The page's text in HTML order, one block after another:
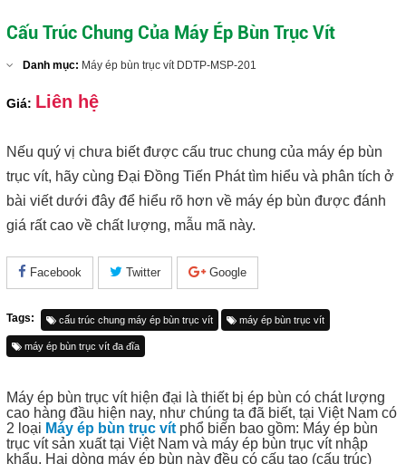
Cấu Trúc Chung Của Máy Ép Bùn Trục Vít
Danh mục: Máy ép bùn trục vít DDTP-MSP-201
Giá: Liên hệ
Nếu quý vị chưa biết được cấu truc chung của máy ép bùn
trục vít, hãy cùng Đại Đồng Tiến Phát tìm hiểu và phân tích ở
bài viết dưới đây để hiểu rõ hơn về máy ép bùn được đánh
giá rất cao về chất lượng, mẫu mã này.
Facebook Twitter Google
Tags: cấu trúc chung máy ép bùn trục vít máy ép bùn trục vít
máy ép bùn trục vít đa đĩa
Máy ép bùn trục vít hiện đại là thiết bị ép bùn có chát lượng
cao hàng đầu hiện nay, như chúng ta đã biết, tại Việt Nam có
2 loại Máy ép bùn trục vít phổ biến bao gồm: Máy ép bùn
trục vít sản xuất tại Việt Nam và máy ép bùn trục vít nhập
khẩu. Hai dòng máy ép bùn này đều có cấu tạo (cấu trúc)